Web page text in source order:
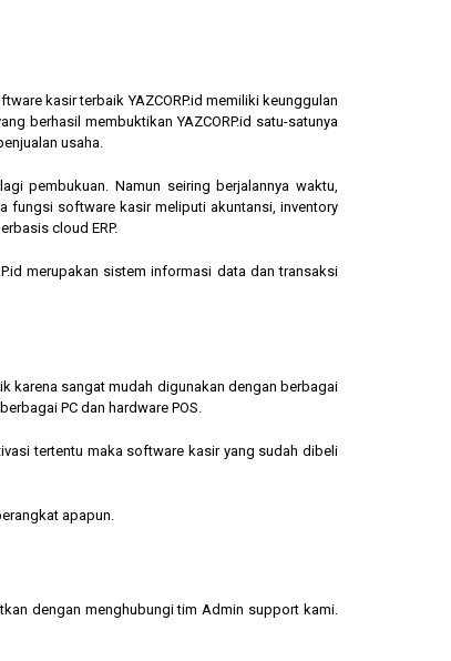
kasir terbaik YAZCORP.id memiliki keunggulan
berhasil membuktikan YAZCORP.id satu-satunya
usaha.
pembukuan. Namun seiring berjalannya waktu,
fungsi software kasir meliputi akuntansi, inventory
cloud ERP.
merupakan sistem informasi data dan transaksi
karena sangat mudah digunakan dengan berbagai
PC dan hardware POS.
tertentu maka software kasir yang sudah dibeli
apapun.
dengan menghubungi tim Admin support kami.